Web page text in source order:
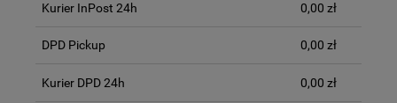
Kurier InPost 24h 0,00 zł
DPD Pickup 0,00 zł
Kurier DPD 24h 0,00 zł